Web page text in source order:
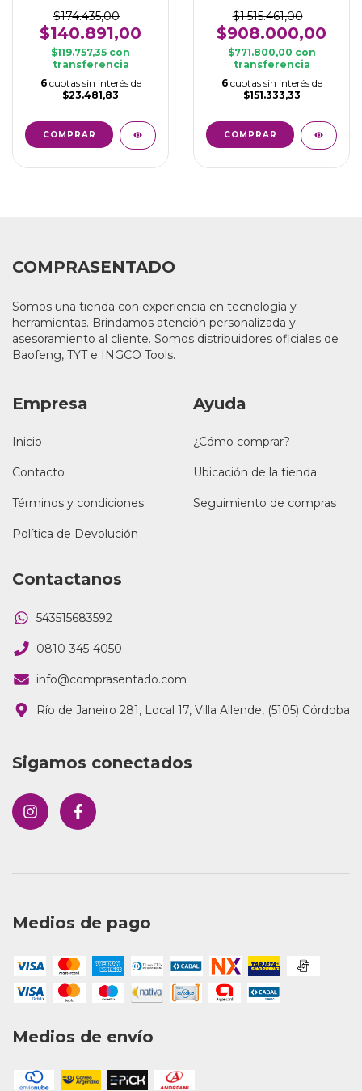
$174.435,00
$140.891,00
$119.757,35 con
transferencia
6 cuotas sin interés de
$23.481,83
$1.515.461,00
$908.000,00
$771.800,00 con
transferencia
6 cuotas sin interés de
$151.333,33
COMPRASENTADO
Somos una tienda con experiencia en tecnología y
herramientas. Brindamos atención personalizada y
asesoramiento al cliente. Somos distribuidores oficiales de
Baofeng, TYT e INGCO Tools.
Empresa
Inicio
Contacto
Términos y condiciones
Política de Devolución
Ayuda
¿Cómo comprar?
Ubicación de la tienda
Seguimiento de compras
Contactanos
543515683592
0810-345-4050
info@comprasentado.com
Río de Janeiro 281, Local 17, Villa Allende, (5105) Córdoba
Sigamos conectados
Medios de pago
Medios de envío